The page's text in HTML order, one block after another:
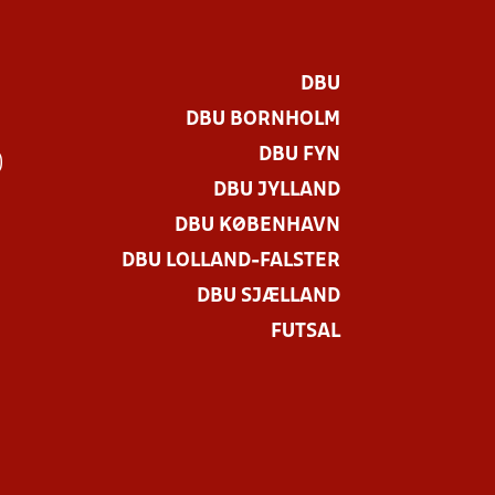
DBU
DBU BORNHOLM
DBU FYN
DBU JYLLAND
DBU KØBENHAVN
DBU LOLLAND-FALSTER
DBU SJÆLLAND
FUTSAL